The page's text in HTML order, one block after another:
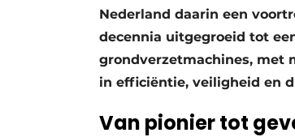
Nederland daarin een
decennia uitgegroeid tot
grondverzetmachines, met
in efficiëntie, veiligheid en
Van pionier tot